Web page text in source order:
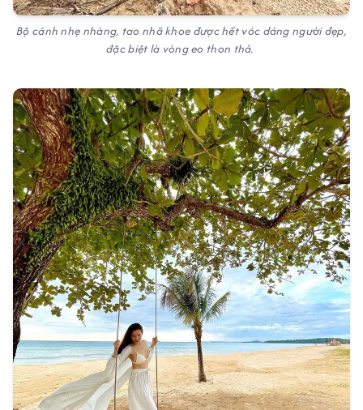
Bộ cánh nhẹ nhàng, tao nhã khoe được hết vóc dáng người đẹp,
đặc biệt là vòng eo thon thả.